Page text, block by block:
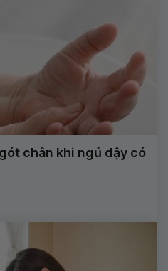
chân khi ngủ dậy có